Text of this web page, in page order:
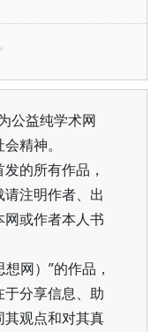
公益纯学术网
精神。
的所有作品，
注明作者、出
或作者本人书
网）”的作品，
分享信息、助
观点和对其真